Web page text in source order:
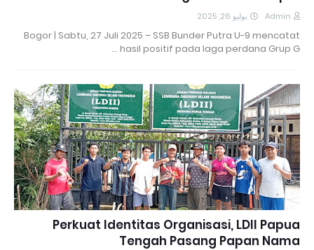
Admin يوليو 26, 2025
Bogor | Sabtu, 27 Juli 2025 – SSB Bunder Putra U-9 mencatat
hasil positif pada laga perdana Grup G …
Perkuat Identitas Organisasi, LDII Papua
Tengah Pasang Papan Nama